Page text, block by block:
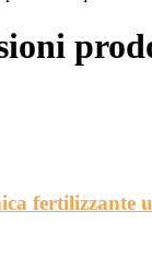
fertilizzante